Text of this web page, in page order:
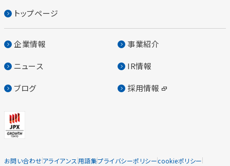
トップページ
企業情報 事業紹介
ニュース IR情報
ブログ 採用情報
お問い合わせアライアンス 用語集プライバシーポリシーcookieポリシー